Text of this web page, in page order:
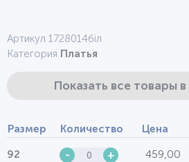
Артикул 1728014біл
Категория Платья
Показать все товары
Размер Количество Цена
92 - + 459,00